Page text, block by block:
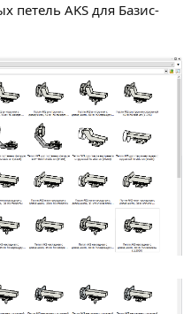
петель AKS для Базис-